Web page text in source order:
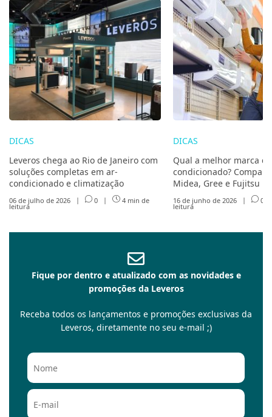
DICAS
Leveros chega ao Rio de Janeiro com
soluções completas em ar-
condicionado e climatização
06 de julho de 2026 | 0 | 4 min de
leitura
DICAS
Qual a melhor marca
condicionado?
Midea, Gree e Fujitsu
16 de junho de 2026 | 0
leitura
Fique por dentro e atualizado com as novidades e
promoções da Leveros
Receba todos os lançamentos e promoções exclusivas da
Leveros, diretamente no seu e-mail ;)